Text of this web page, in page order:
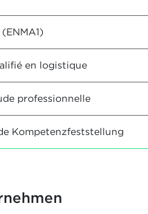
en logistique
professionnelle
Kompetenzfeststellung